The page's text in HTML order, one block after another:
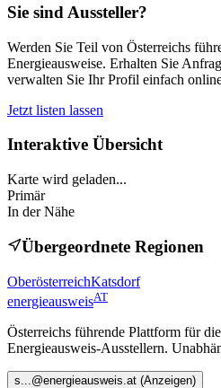
Sie sind Aussteller?
Werden Sie Teil von Österreichs
Energieausweise. Erhalten Sie
verwalten Sie Ihr Profil einfach
Jetzt listen lassen
Interaktive Übersicht
Karte wird geladen...
Primär
In der Nähe
Übergeordnete Regionen
OberösterreichKatsdorf
energieausweisAT
Österreichs führende Plattform für
Energieausweis-Ausstellern.
s ...@energieausweis.at (Anzeigen)